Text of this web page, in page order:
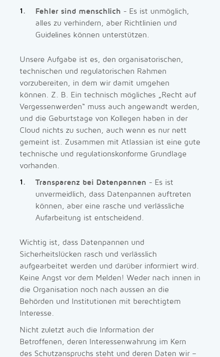
Fehler sind menschlich - Es ist unmöglich,
alles zu verhindern, aber Richtlinien und
Guidelines können unterstützen.
Unsere Aufgabe ist es, den organisatorischen,
technischen und regulatorischen Rahmen
vorzubereiten, in dem wir damit umgehen
können. Z. B. Ein technisch mögliches „Recht auf
Vergessenwerden“ muss auch angewandt werden,
und die Geburtstage von Kollegen haben in der
Cloud nichts zu suchen, auch wenn es nur nett
gemeint ist. Zusammen mit Atlassian ist eine gute
technische und regulationskonforme Grundlage
vorhanden.
Transparenz bei Datenpannen - Es ist
unvermeidlich, dass Datenpannen auftreten
können, aber eine rasche und verlässliche
Aufarbeitung ist entscheidend.
Wichtig ist, dass Datenpannen und
Sicherheitslücken rasch und verlässlich
aufgearbeitet werden und darüber informiert wird.
Keine Angst vor dem Melden! Weder nach innen in
die Organisation noch nach aussen an die
Behörden und Institutionen mit berechtigtem
Interesse.
Nicht zuletzt auch die Information der
Betroffenen, deren Interessenwahrung im Kern
des Schutzanspruchs steht und deren Daten wir –